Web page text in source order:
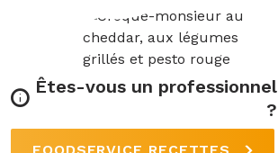
Êtes-vous un professionnel
?